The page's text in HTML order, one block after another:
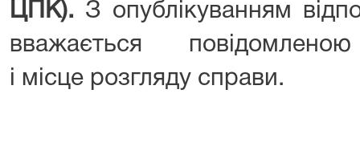
ЦПК). З опублікуванням
вважається
і місце розгляду справи.